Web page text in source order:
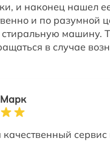
и наконец нашел
и по разумной
машину.
в случае
Марк
качественный